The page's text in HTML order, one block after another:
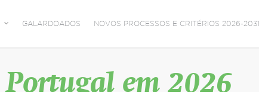
GALARDOADOS NOVOS PROCESSOS E CRITÉRIOS 2026-2031
Portugal em 2026